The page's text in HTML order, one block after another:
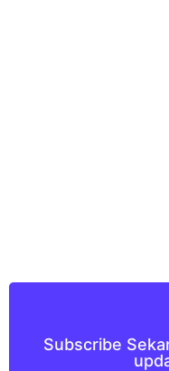
Subscribe